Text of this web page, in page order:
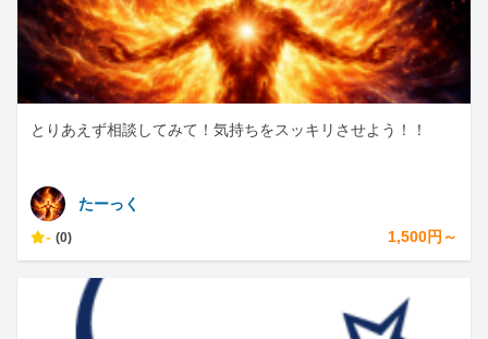
とりあえず相談してみて！気持ちをスッキリさせよう！！
たーっく
- (0) 1,500円～